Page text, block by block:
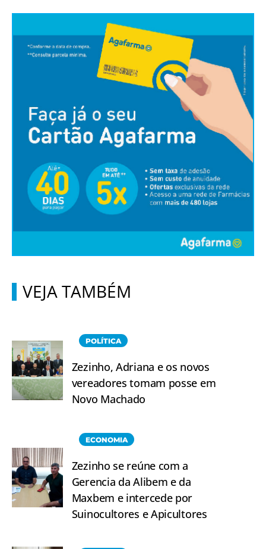
VEJA TAMBÉM
POLÍTICA
Zezinho, Adriana e os novos
vereadores tomam posse em
Novo Machado
ECONOMIA
Zezinho se reúne com a
Gerencia da Alibem e da
Maxbem e intercede por
Suinocultores e Apicultores